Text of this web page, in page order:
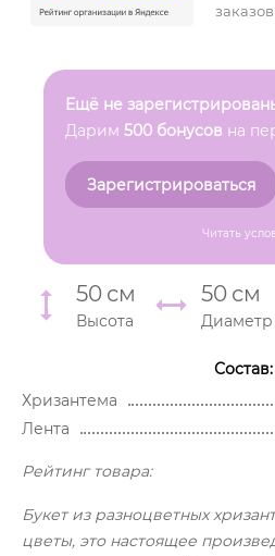
Ещё не
Дарим 500 бонусов на
Зарегистрироваться
Читать
50 см
Высота
50 см
Диаметр
Состав:
Хризантема
Лента
Рейтинг товара:
Букет из разноцветных
цветы, это настоящее